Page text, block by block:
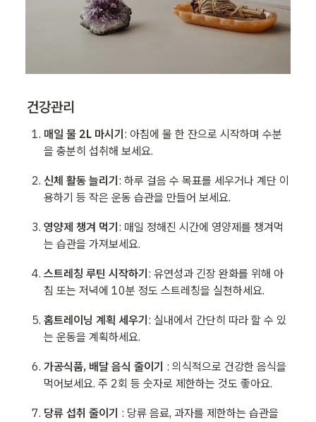
건강관리
매일 물 2L 마시기 : 아침에 물 한 잔으로 시작하며 수분
을 충분히 섭취해 보세요.
신체 활동 늘리기 : 하루 걸음 수 목표를 세우거나 계단 이
용하기 등 작은 운동 습관을 만들어 보세요.
영양제 챙겨 먹기 : 매일 정해진 시간에 영양제를 챙겨먹
는 습관을 가져보세요.
스트레칭 루틴 시작하기 : 유연성과 긴장 완화를 위해 아
침 또는 저녁에 10분 정도 스트레칭을 실천하세요.
홈트레이닝 계획 세우기 : 실내에서 간단히 따라 할 수 있
는 운동을 계획하세요.
가공식품, 배달 음식 줄이기 : 의식적으로 건강한 음식을
먹어보세요. 주 2회 등 숫자로 제한하는 것도 좋아요.
당류 섭취 줄이기 : 당류 음료, 과자를 제한하는 습관을